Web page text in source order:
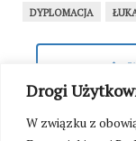
Drogi
W związku z
DYPLOMACJA
SEKCJA